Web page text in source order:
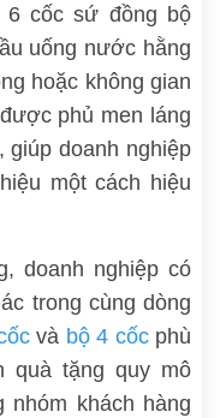
cốc sứ đồng bộ
uống nước hằng
hoặc không gian
phủ men láng
giúp doanh nghiệp
một cách hiệu
doanh nghiệp có
trong cùng dòng
và bộ 4 cốcphù
quà tặng quy mô
khách hàng